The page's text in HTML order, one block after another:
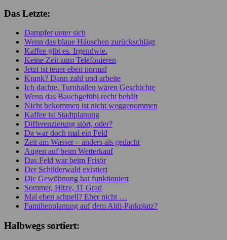
Das Letzte:
Dampfer unter sich
Wenn das blaue Häuschen zurückschlägt
Kaffee gibt es. Irgendwie.
Keine Zeit zum Telefonieren
Jetzt ist teuer eben normal
Krank? Dann zahl und arbeite
Ich dachte, Turnhallen wären Geschichte
Wenn das Bauchgefühl recht behält
Nicht bekommen ist nicht weggenommen
Kaffee ist Stadtplanung
Differenzierung stört, oder?
Da war doch mal ein Feld
Zeit am Wasser – anders als gedacht
Augen auf beim Wetterkauf
Das Feld war beim Frisör
Der Schilderwald existiert
Die Gewöhnung hat funktioniert
Sommer, Hitze, 11 Grad
Mal eben schnell? Eher nicht …
Familienplanung auf dem Aldi-Parkplatz?
Halbwegs sortiert: